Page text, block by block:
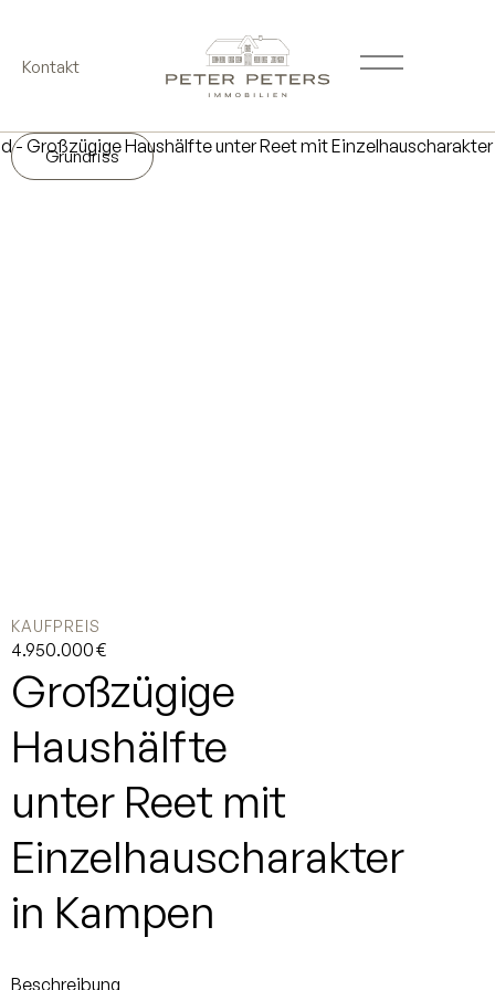
Kontakt
Grundriss
KAUFPREIS
4.950.000 €
Großzügige
Haushälfte
unter Reet mit
Einzelhauscharakter
in Kampen
Beschreibung